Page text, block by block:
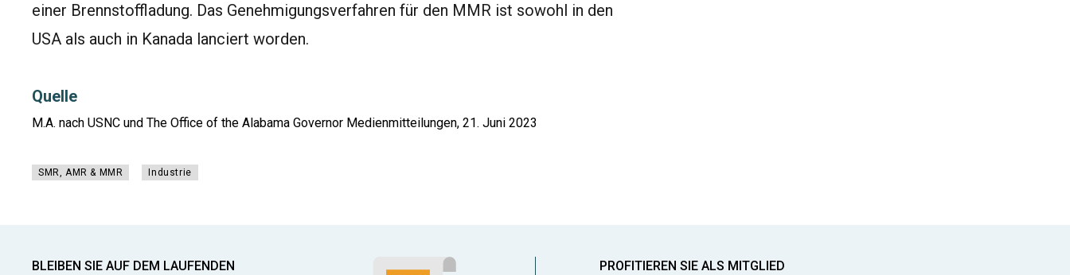
einer Brennstoffladung. Das Genehmigungsverfahren für den MMR ist sowohl in den
USA als auch in Kanada lanciert worden.
Quelle
M.A. nach USNC und The Office of the Alabama Governor Medienmitteilungen, 21. Juni 2023
SMR, AMR & MMR Industrie
BLEIBEN SIE AUF DEM LAUFENDEN PROFITIEREN SIE ALS MITGLIED